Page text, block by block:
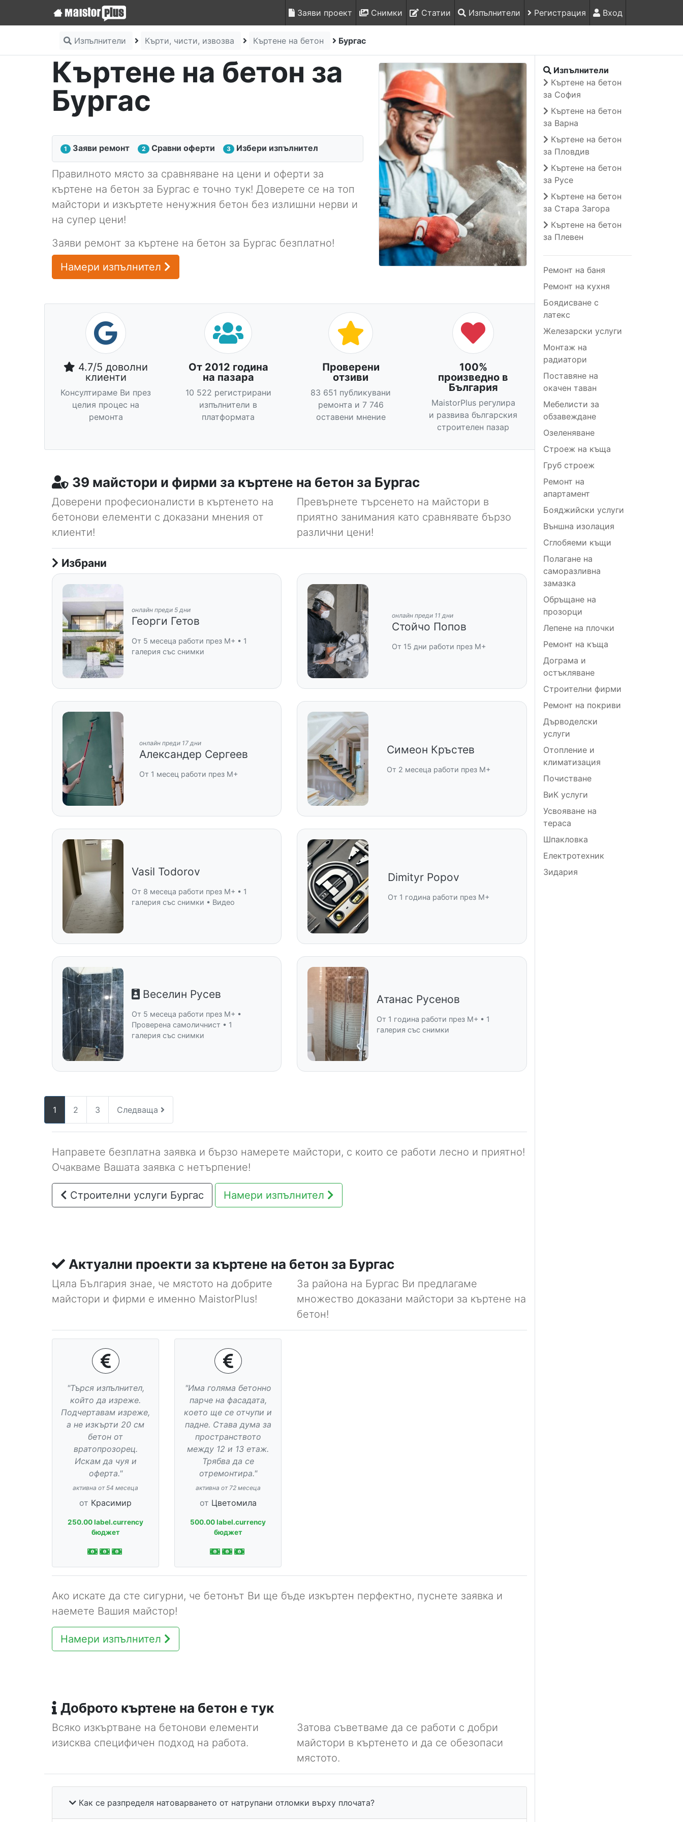
Заяви проект Снимки Статии Изпълнители Регистрация Вход
Изпълнители Кърти, чисти, извозва Къртене на бетон Бургас
Къртене на бетон за
Бургас
1 Заяви ремонт 2 Сравни оферти 3 Избери изпълнител
Правилното място за сравняване на цени и оферти за
къртене на бетон за Бургас е точно тук! Доверете се на топ
майстори и изкъртете ненужния бетон без излишни нерви и
на супер цени!
Заяви ремонт за къртене на бетон за Бургас безплатно!
Намери изпълнител
4.7/5 доволни
клиенти
Консултираме Ви през
целия процес на
ремонта
От 2012 година
на пазара
10 522 регистрирани
изпълнители в
платформата
Проверени
отзиви
83 651 публикувани
ремонта и 7 746
оставени мнение
100%
произведно в
България
MaistorPlus регулира
и развива българския
строителен пазар
39 майстори и фирми за къртене на бетон за Бургас
Доверени професионалисти в къртенето на
бетонови елементи с доказани мнения от
клиенти!
Превърнете търсенето на майстори в
приятно занимания като сравнявате бързо
различни цени!
Избрани
онлайн преди 5 дни
Георги Гетов
От 5 месеца работи през M+ • 1
галерия със снимки
онлайн преди 11 дни
Стойчо Попов
От 15 дни работи през M+
онлайн преди 17 дни
Александер Сергеев
От 1 месец работи през M+
Симеон Кръстев
От 2 месеца работи през M+
Vasil Todorov
От 8 месеца работи през M+ • 1
галерия със снимки • Видео
Dimityr Popov
От 1 година работи през M+
Веселин Русев
От 5 месеца работи през M+ •
Проверена самоличнист • 1
галерия със снимки
Атанас Русенов
От 1 година работи през M+ • 1
галерия със снимки
1 2 3 Следваща
Направете безплатна заявка и бързо намерете майстори, с които се работи лесно и приятно!
Очакваме Вашата заявка с нетърпение!
Строителни услуги Бургас Намери изпълнител
Актуални проекти за къртене на бетон за Бургас
Цяла България знае, че мястото на добрите
майстори и фирми е именно MaistorPlus!
За района на Бургас Ви предлагаме
множество доказани майстори за къртене на
бетон!
"Търся изпълнител,
който да изреже.
Подчертавам изреже,
а не изкърти 20 см
бетон от
вратопрозорец.
Искам да чуя и
оферта."
активна от 54 месеца
от Красимир
250.00 label.currency
бюджет
"Има голяма бетонно
парче на фасадата,
което ще се отчупи и
падне. Става дума за
пространството
между 12 и 13 етаж.
Трябва да се
отремонтира."
активна от 72 месеца
от Цветомила
500.00 label.currency
бюджет
Ако искате да сте сигурни, че бетонът Ви ще бъде изкъртен перфектно, пуснете заявка и
наемете Вашия майстор!
Намери изпълнител
Доброто къртене на бетон е тук
Всяко изкъртване на бетонови елементи
изисква специфичен подход на работа.
Затова съветваме да се работи с добри
майстори в къртенето и да се обезопаси
мястото.
Как се разпределя натоварването от натрупани отломки върху плочата?
Изпълнители
Къртене на бетон
за София
Къртене на бетон
за Варна
Къртене на бетон
за Пловдив
Къртене на бетон
за Русе
Къртене на бетон
за Стара Загора
Къртене на бетон
за Плевен
Ремонт на баня
Ремонт на кухня
Боядисване с
латекс
Железарски услуги
Монтаж на
радиатори
Поставяне на
окачен таван
Мебелисти за
обзавеждане
Озеленяване
Строеж на къща
Груб строеж
Ремонт на
апартамент
Бояджийски услуги
Външна изолация
Сглобяеми къщи
Полагане на
саморазливна
замазка
Обръщане на
прозорци
Лепене на плочки
Ремонт на къща
Дограма и
остъкляване
Строителни фирми
Ремонт на покриви
Дърводелски
услуги
Отопление и
климатизация
Почистване
ВиК услуги
Усвояване на
тераса
Шпакловка
Електротехник
Зидария